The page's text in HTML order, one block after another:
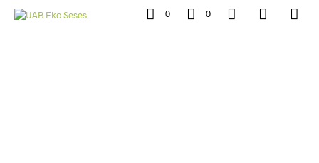
0 0